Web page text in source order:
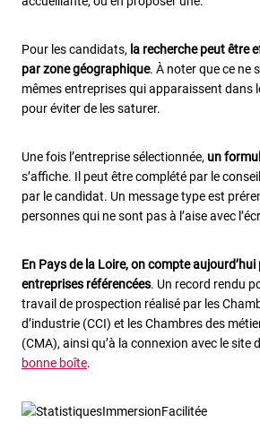
Pour les candidats, la recherche peut être
par zone géographique. À noter que ce ne
mêmes entreprises qui apparaissent dans
pour éviter de les saturer.
Une fois l’entreprise sélectionnée, un
s’affiche. Il peut être complété par le
par le candidat. Un message type est
personnes qui ne sont pas à l’aise avec
En Pays de la Loire, on compte aujourd’hui
entreprises référencées. Un record rendu
travail de prospection réalisé par les
d’industrie (CCI) et les Chambres des
(CMA), ainsi qu’à la connexion avec le site
bonne boîte.